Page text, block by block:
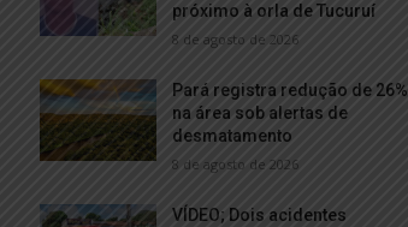
próximo à orla de Tucuruí
8 de agosto de 2026
Pará registra redução de 26%
na área sob alertas de
desmatamento
8 de agosto de 2026
VÍDEO; Dois acidentes